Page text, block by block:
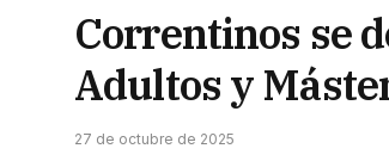
Correntinos se
Adultos y
27 de octubre de 2025